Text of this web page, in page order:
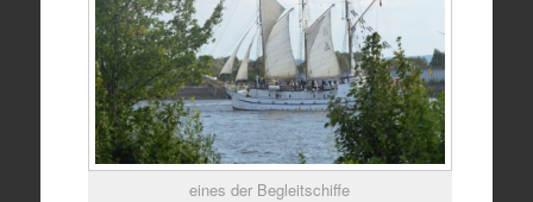
eines der Begleitschiffe